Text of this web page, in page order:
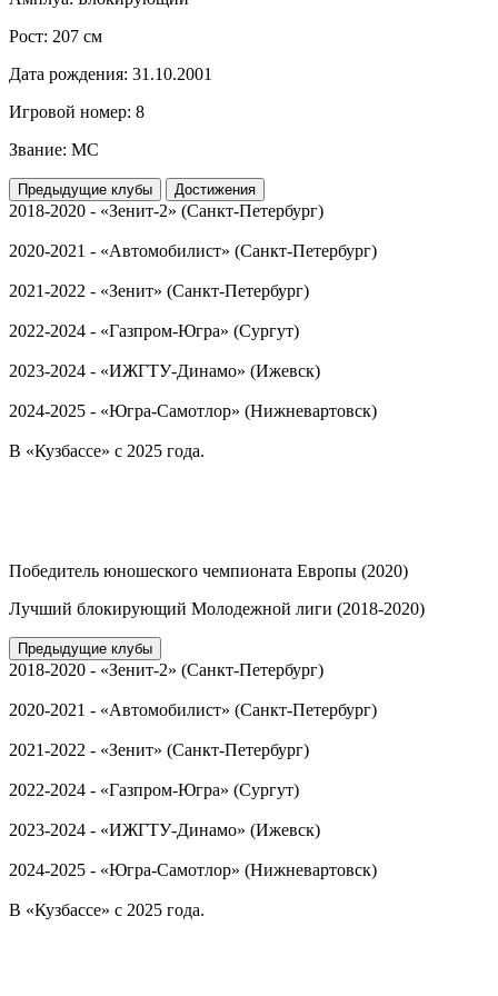
Рост: 207 см
Дата рождения: 31.10.2001
Игровой номер: 8
Звание: МС
Предыдущие клубы Достижения
2018-2020 - «Зенит-2» (Санкт-Петербург)
2020-2021 - «Автомобилист» (Санкт-Петербург)
2021-2022 - «Зенит» (Санкт-Петербург)
2022-2024 - «Газпром-Югра» (Сургут)
2023-2024 - «ИЖГТУ-Динамо» (Ижевск)
2024-2025 - «Югра-Самотлор» (Нижневартовск)
В «Кузбассе» с 2025 года.
Победитель юношеского чемпионата Европы (2020)
Лучший блокирующий Молодежной лиги (2018-2020)
Предыдущие клубы
2018-2020 - «Зенит-2» (Санкт-Петербург)
2020-2021 - «Автомобилист» (Санкт-Петербург)
2021-2022 - «Зенит» (Санкт-Петербург)
2022-2024 - «Газпром-Югра» (Сургут)
2023-2024 - «ИЖГТУ-Динамо» (Ижевск)
2024-2025 - «Югра-Самотлор» (Нижневартовск)
В «Кузбассе» с 2025 года.